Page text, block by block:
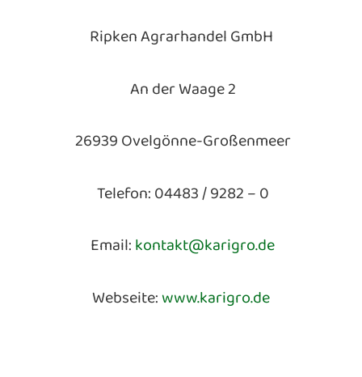
Ripken Agrarhandel GmbH
An der Waage 2
26939 Ovelgönne-Großenmeer
Telefon: 04483 / 9282 – 0
Email:kontakt@karigro.de
Webseite:www.karigro.de